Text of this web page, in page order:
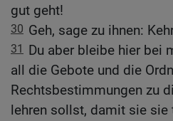
gut geht!
30 Geh, sage zu ihnen:
31 Du aber bleibe hier bei
all die Gebote und die
Rechtsbestimmungen zu
lehren sollst, damit sie sie